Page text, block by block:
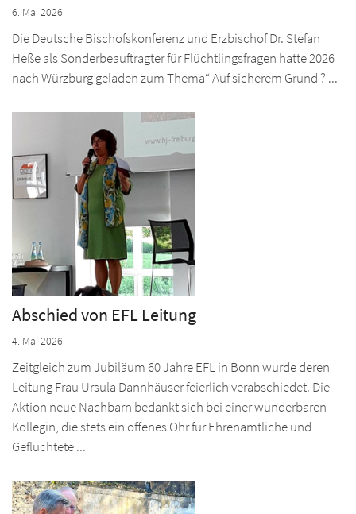
6. Mai 2026
Die Deutsche Bischofskonferenz und Erzbischof Dr. Stefan
Heße als Sonderbeauftragter für Flüchtlingsfragen hatte 2026
nach Würzburg geladen zum Thema“ Auf sicherem Grund ? ...
Abschied von EFL Leitung
4. Mai 2026
Zeitgleich zum Jubiläum 60 Jahre EFL in Bonn wurde deren
Leitung Frau Ursula Dannhäuser feierlich verabschiedet. Die
Aktion neue Nachbarn bedankt sich bei einer wunderbaren
Kollegin, die stets ein offenes Ohr für Ehrenamtliche und
Geflüchtete ...